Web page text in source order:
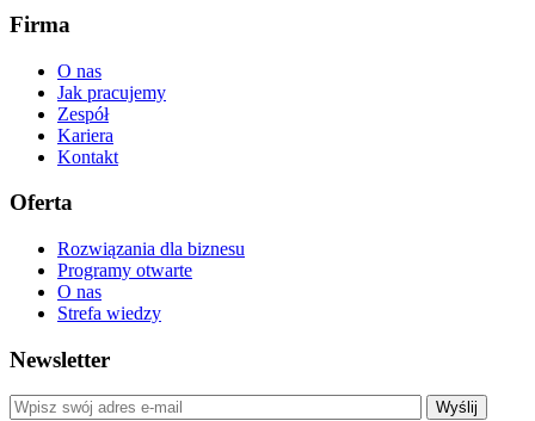
Firma
O nas
Jak pracujemy
Zespół
Kariera
Kontakt
Oferta
Rozwiązania dla biznesu
Programy otwarte
O nas
Strefa wiedzy
Newsletter